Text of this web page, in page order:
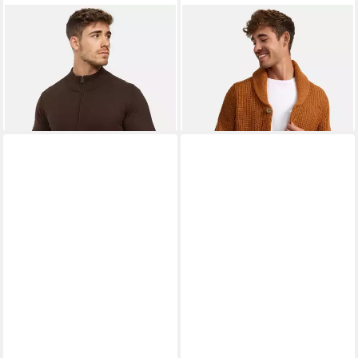
INDICODEStrickjacke Herren
Lau Herrenstrickjacke
49,99 €
INDICODEStrickjacke Herren
INBrandox Herrenstrickjacke
59,99 €
+1